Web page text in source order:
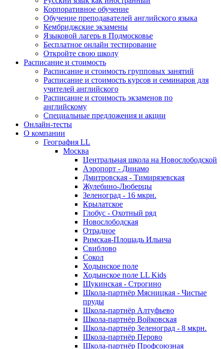
Корпоративное обучение
Обучение преподавателей английского языка
Кембриджские экзамены
Языковой лагерь в Подмосковье
Бесплатное онлайн тестирование
Откройте свою школу
Расписание и стоимость
Расписание и стоимость групповых занятий
Расписание и стоимость курсов и семинаров для
учителей английского
Расписание и стоимость экзаменов по
английскому
Специальные предложения и акции
Онлайн-тесты
О компании
География LL
Москва
Центральная школа на Новослободской
Аэропорт - Динамо
Дмитровская - Тимирязевская
Жулебино-Люберцы
Зеленоград - 16 мкрн.
Крылатское
Глобус - Охотный ряд
Новослободская
Отрадное
Римская-Площадь Ильича
Свиблово
Сокол
Ходынское поле
Ходынское поле LL Kids
Щукинская - Строгино
Школа-партнёр Мясницкая - Чистые
пруды
Школа-партнёр Алтуфьево
Школа-партнёр Войковская
Школа-партнёр Зеленоград - 8 мкрн.
Школа-партнёр Перово
Школа-партнёр Профсоюзная